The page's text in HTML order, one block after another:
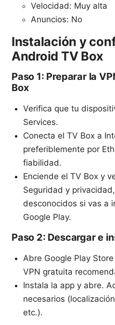
Velocidad: Muy alta
Anuncios: No
Instalación y
Android TV Box
Paso 1: Preparar la
Box
Verifica que tu
Services.
Conecta el TV Box a
preferiblemente por
fiabilidad.
Enciende el TV Box y
Seguridad y
desconocidos si vas a
Google Play.
Paso 2: Descargar e
Abre Google Play
VPN gratuita
Instala la app y abre.
necesarios
etc.).